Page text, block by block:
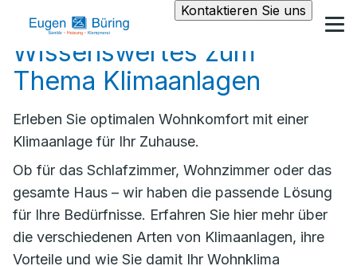
Kontaktieren Sie uns
Wissenswertes zum
Thema Klimaanlagen
Erleben Sie optimalen Wohnkomfort mit einer
Klimaanlage für Ihr Zuhause.
Ob für das Schlafzimmer, Wohnzimmer oder das
gesamte Haus – wir haben die passende Lösung
für Ihre Bedürfnisse. Erfahren Sie hier mehr über
die verschiedenen Arten von Klimaanlagen, ihre
Vorteile und wie Sie damit Ihr Wohnklima